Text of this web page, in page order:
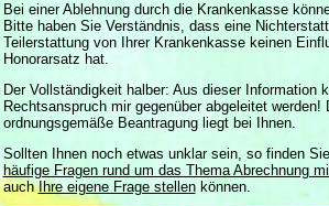
Bei einer Ablehnung durch die Krankenkasse
Bitte haben Sie Verständnis, dass eine
Teilerstattung von Ihrer Krankenkasse keinen
Honorarsatz hat.
Der Vollständigkeit halber: Aus dieser Information
Rechtsanspruch mir gegenüber abgeleitet werden!
ordnungsgemäße Beantragung liegt bei Ihnen.
Sollten Ihnen noch etwas unklar sein, so finden
häufige Fragen rund um das Thema Abrechnung
auchIhre eigene Frage stellenkönnen.